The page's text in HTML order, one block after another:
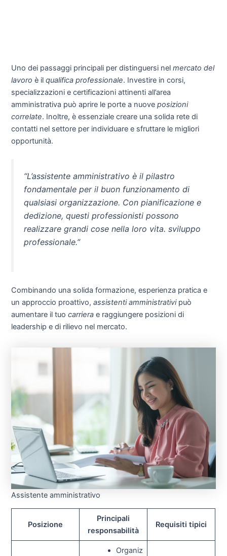
Uno dei passaggi principali per distinguersi nelmercato del
lavoro è ilqualifica professionale. Investire in corsi,
specializzazioni e certificazioni attinenti all’area
amministrativa può aprire le porte a nuoveposizioni
correlate. Inoltre, è essenziale creare una solida rete di
contatti nel settore per individuare e sfruttare le migliori
opportunità.
“L’assistente amministrativo è il pilastro
fondamentale per il buon funzionamento di
qualsiasi organizzazione. Con pianificazione e
dedizione, questi professionisti possono
realizzare grandi cose nella loro vita.sviluppo
professionale.”
Combinando una solida formazione, esperienza pratica e
un approccio proattivo,assistenti amministrativipuò
aumentare il tuocarriera e raggiungere posizioni di
leadership e di rilievo nel mercato.
Assistente amministrativo
Posizione
Principali
responsabilità
Requisiti tipici
Organiz